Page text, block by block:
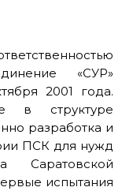
«СУР»
2001 года.
в структуре
разработка и
ПСК для нужд
Саратовской
испытания